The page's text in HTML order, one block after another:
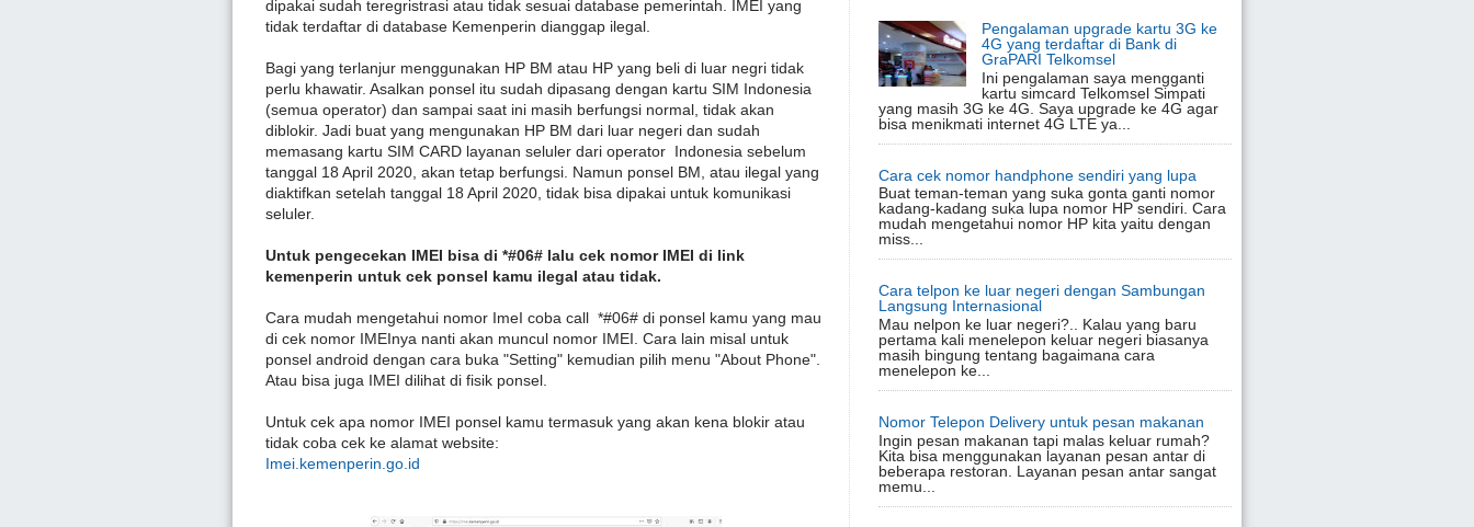
dipakai sudah teregristrasi atau tidak sesuai database pemerintah. IMEI yang
tidak terdaftar di database Kemenperin dianggap ilegal.
Bagi yang terlanjur menggunakan HP BM atau HP yang beli di luar negri tidak
perlu khawatir. Asalkan ponsel itu sudah dipasang dengan kartu SIM Indonesia
(semua operator) dan sampai saat ini masih berfungsi normal, tidak akan
diblokir. Jadi buat yang mengunakan HP BM dari luar negeri dan sudah
memasang kartu SIM CARD layanan seluler dari operator Indonesia sebelum
tanggal 18 April 2020, akan tetap berfungsi. Namun ponsel BM, atau ilegal yang
diaktifkan setelah tanggal 18 April 2020, tidak bisa dipakai untuk komunikasi
seluler.
Untuk pengecekan IMEI bisa di *#06# lalu cek nomor IMEI di link
kemenperin untuk cek ponsel kamu ilegal atau tidak.
Cara mudah mengetahui nomor ImeI coba call *#06# di ponsel kamu yang mau
di cek nomor IMEInya nanti akan muncul nomor IMEI. Cara lain misal untuk
ponsel android dengan cara buka "Setting" kemudian pilih menu "About Phone".
Atau bisa juga IMEI dilihat di fisik ponsel.
Untuk cek apa nomor IMEI ponsel kamu termasuk yang akan kena blokir atau
tidak coba cek ke alamat website:
Imei.kemenperin.go.id
Pengalaman upgrade kartu 3G ke
4G yang terdaftar di Bank di
GraPARI Telkomsel
Ini pengalaman saya mengganti
kartu simcard Telkomsel Simpati
yang masih 3G ke 4G. Saya upgrade ke 4G agar
bisa menikmati internet 4G LTE ya...
Cara cek nomor handphone sendiri yang lupa
Buat teman-teman yang suka gonta ganti nomor
kadang-kadang suka lupa nomor HP sendiri. Cara
mudah mengetahui nomor HP kita yaitu dengan
miss...
Cara telpon ke luar negeri dengan Sambungan
Langsung Internasional
Mau nelpon ke luar negeri?.. Kalau yang baru
pertama kali menelepon keluar negeri biasanya
masih bingung tentang bagaimana cara
menelepon ke...
Nomor Telepon Delivery untuk pesan makanan
Ingin pesan makanan tapi malas keluar rumah?
Kita bisa menggunakan layanan pesan antar di
beberapa restoran. Layanan pesan antar sangat
memu...